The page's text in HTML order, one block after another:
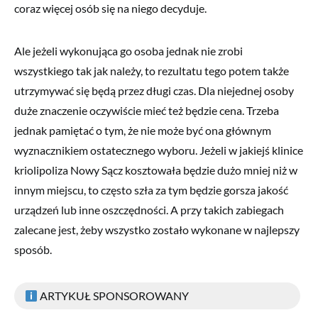
coraz więcej osób się na niego decyduje.
Ale jeżeli wykonująca go osoba jednak nie zrobi
wszystkiego tak jak należy, to rezultatu tego potem także
utrzymywać się będą przez długi czas. Dla niejednej osoby
duże znaczenie oczywiście mieć też będzie cena. Trzeba
jednak pamiętać o tym, że nie może być ona głównym
wyznacznikiem ostatecznego wyboru. Jeżeli w jakiejś klinice
kriolipoliza Nowy Sącz kosztowała będzie dużo mniej niż w
innym miejscu, to często szła za tym będzie gorsza jakość
urządzeń lub inne oszczędności. A przy takich zabiegach
zalecane jest, żeby wszystko zostało wykonane w najlepszy
sposób.
ARTYKUŁ SPONSOROWANY